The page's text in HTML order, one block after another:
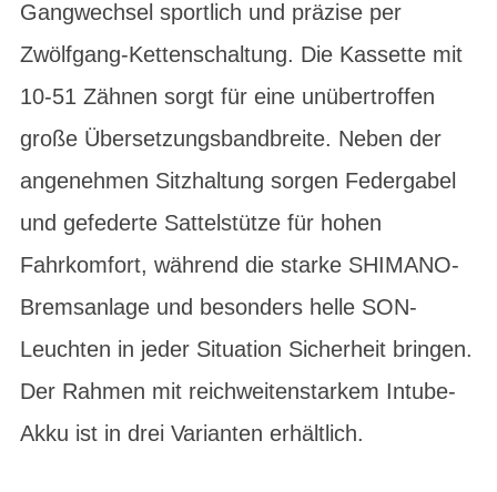
Gangwechsel sportlich und präzise per
Zwölfgang-Kettenschaltung. Die Kassette mit
10-51 Zähnen sorgt für eine unübertroffen
große Übersetzungsbandbreite. Neben der
angenehmen Sitzhaltung sorgen Federgabel
und gefederte Sattelstütze für hohen
Fahrkomfort, während die starke SHIMANO-
Bremsanlage und besonders helle SON-
Leuchten in jeder Situation Sicherheit bringen.
Der Rahmen mit reichweitenstarkem Intube-
Akku ist in drei Varianten erhältlich.